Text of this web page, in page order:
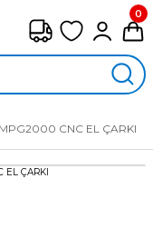
0
CNC EL ÇARKI